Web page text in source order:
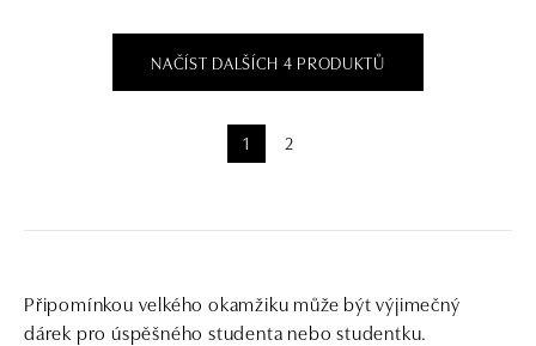
NAČÍST DALŠÍCH 4 PRODUKTŮ
1 2
Připomínkou velkého okamžiku může být výjimečný
dárek pro úspěšného studenta nebo studentku.